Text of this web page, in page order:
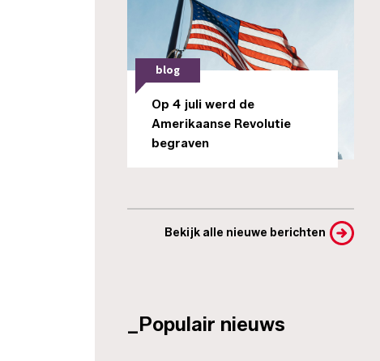
blog
Op 4 juli werd de
Amerikaanse Revolutie
begraven
Bekijk alle nieuwe berichten
_Populair nieuws